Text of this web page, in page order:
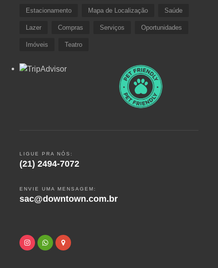
Estacionamento Mapa de Localização Saúde
Lazer Compras Serviços Oportunidades
Imóveis Teatro
LIGUE PRA NÓS:
(21) 2494-7072
ENVIE UMA MENSAGEM:
sac@downtown.com.br